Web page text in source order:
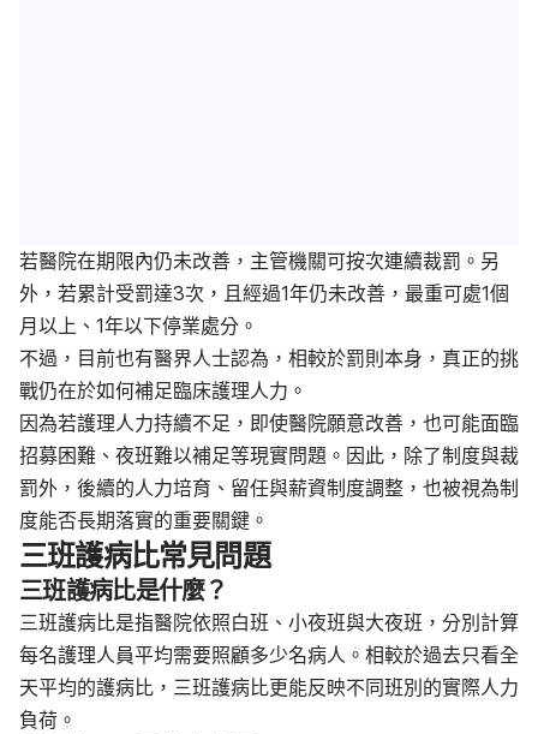
若醫院在期限內仍未改善，主管機關可按次連續裁罰。另
外，若累計受罰達3次，且經過1年仍未改善，最重可處1個
月以上、1年以下停業處分。
不過，目前也有醫界人士認為，相較於罰則本身，真正的挑
戰仍在於如何補足臨床護理人力。
因為若護理人力持續不足，即使醫院願意改善，也可能面臨
招募困難、夜班難以補足等現實問題。因此，除了制度與裁
罰外，後續的人力培育、留任與薪資制度調整，也被視為制
度能否長期落實的重要關鍵。
三班護病比常見問題
三班護病比是什麼？
三班護病比是指醫院依照白班、小夜班與大夜班，分別計算
每名護理人員平均需要照顧多少名病人。相較於過去只看全
天平均的護病比，三班護病比更能反映不同班別的實際人力
負荷。